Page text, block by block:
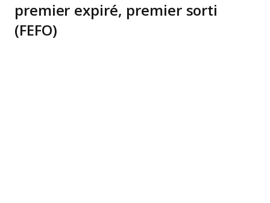
premier expiré, premier sorti
(FEFO)